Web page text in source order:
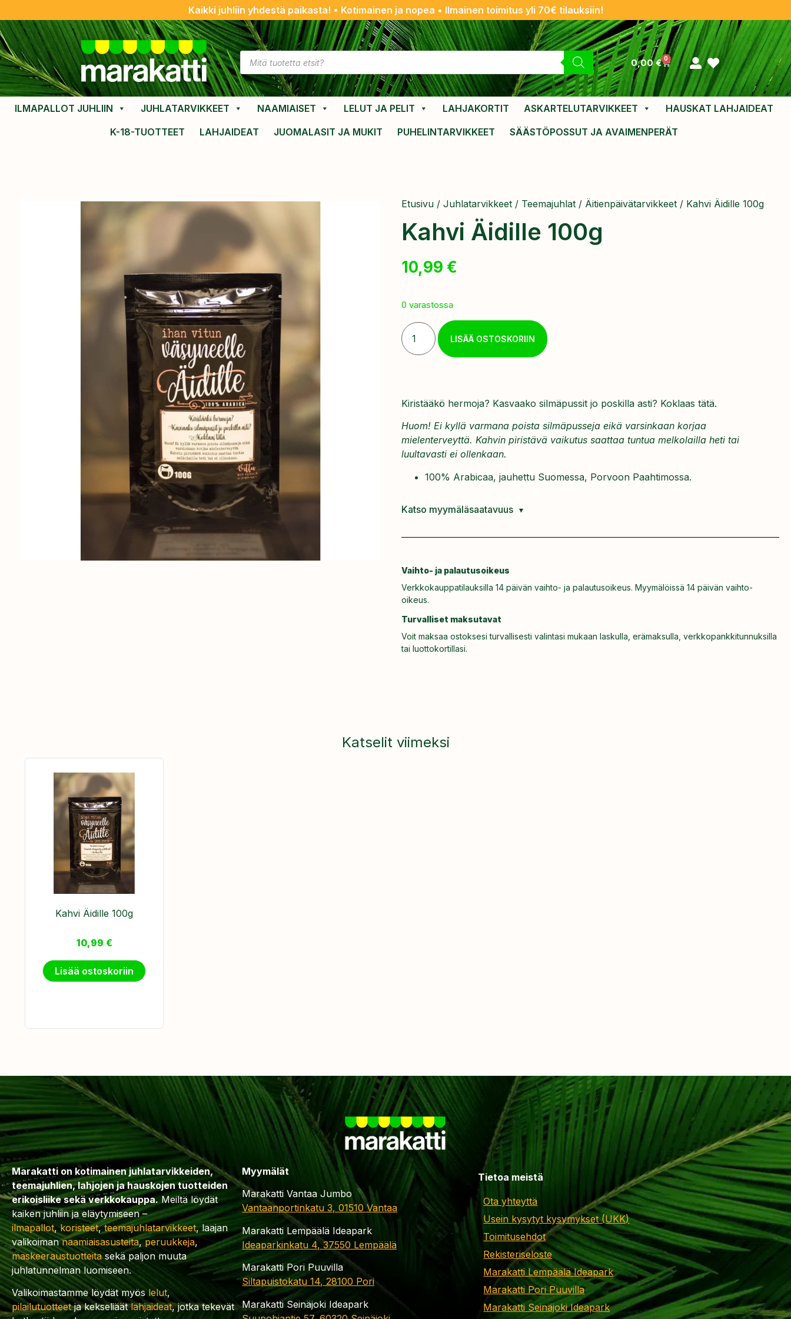
Kaikki juhliin yhdestä paikasta! • Kotimainen ja nopea • Ilmainen toimitus yli 70€ tilauksiin!
0,00€ 0
ILMAPALLOT JUHLIIN JUHLATARVIKKEET NAAMIAISET LELUT JA PELIT LAHJAKORTIT ASKARTELUTARVIKKEET
HAUSKAT LAHJAIDEAT
K-18-TUOTTEET
LAHJAIDEAT JUOMALASIT JA MUKIT PUHELINTARVIKKEET SÄÄSTÖPOSSUT JA AVAIMENPERÄT
Etusivu / Juhlatarvikkeet / Teemajuhlat / Äitienpäivätarvikkeet / Kahvi Äidille 100g
Kahvi Äidille 100g
10,99 €
0 varastossa
LISÄÄ OSTOSKORIIN
Kiristääkö hermoja? Kasvaako silmäpussit jo poskilla asti? Koklaas tätä.
Huom! Ei kyllä varmana poista silmäpusseja eikä varsinkaan korjaa
mielenterveyttä. Kahvin piristävä vaikutus saattaa tuntua melkolailla heti tai
luultavasti ei ollenkaan.
100% Arabicaa, jauhettu Suomessa, Porvoon Paahtimossa.
Katso myymäläsaatavuus
Vaihto- ja palautusoikeus
Verkkokauppatilauksilla 14 päivän vaihto- ja palautusoikeus. Myymälöissä 14 päivän vaihto-
oikeus.
Turvalliset maksutavat
Voit maksaa ostoksesi turvallisesti valintasi mukaan laskulla, erämaksulla, verkkopankkitunnuksilla
tai luottokortillasi.
Katselit viimeksi
Kahvi Äidille 100g
10,99 €
Lisää ostoskoriin
Marakatti on kotimainen juhlatarvikkeiden,
teemajuhlien, lahjojen ja hauskojen tuotteiden
erikoisliike sekä verkkokauppa.Meiltä löydät
kaiken juhliin ja eläytymiseen –
ilmapallot,koristeet,teemajuhlatarvikkeet, laajan
valikoimannaamiaisasusteita,peruukkeja,
maskeeraustuotteitasekä paljon muuta
juhlatunnelman luomiseen.
Valikoimastamme löydät myöslelut,
pilailutuotteetja kekseliäätlahjaideat, jotka tekevät
Myymälät
Marakatti Vantaa Jumbo
Vantaanportinkatu 3, 01510 Vantaa
Marakatti Lempäälä Ideapark
Ideaparkinkatu 4, 37550 Lempäälä
Marakatti Pori Puuvilla
Siltapuistokatu 14, 28100 Pori
Marakatti Seinäjoki Ideapark
Tietoa meistä
Ota yhteyttä
Usein kysytyt kysymykset (UKK)
Toimitusehdot
Rekisteriseloste
Marakatti Lempäälä Ideapark
Marakatti Pori Puuvilla
Marakatti Seinäjoki Ideapark